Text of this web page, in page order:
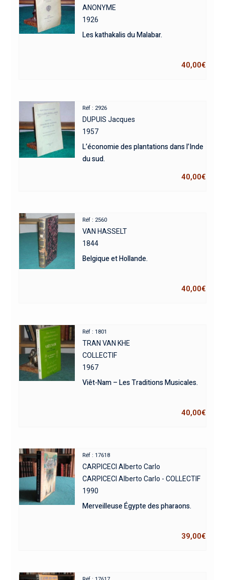
ANONYME
1926
Les kathakalis du Malabar.
40,00€
Réf : 2926
DUPUIS Jacques
1957
L’économie des plantations dans l’Inde
du sud.
40,00€
Réf : 2560
VAN HASSELT
1844
Belgique et Hollande.
40,00€
Réf : 1801
TRAN VAN KHE
COLLECTIF
1967
Viêt-Nam – Les Traditions Musicales.
40,00€
Réf : 17618
CARPICECI Alberto Carlo
CARPICECI Alberto Carlo - COLLECTIF
1990
Merveilleuse Égypte des pharaons.
39,00€